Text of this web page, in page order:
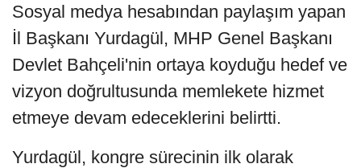
Sosyal medya hesabından paylaşım yapan
İl Başkanı Yurdagül, MHP Genel Başkanı
Devlet Bahçeli'nin ortaya koyduğu hedef ve
vizyon doğrultusunda memlekete hizmet
etmeye devam edeceklerini belirtti.
Yurdagül, kongre sürecinin ilk olarak